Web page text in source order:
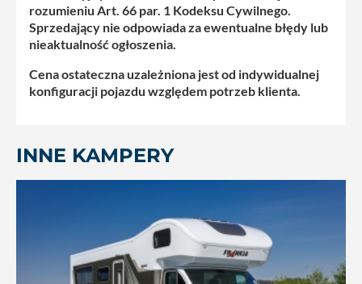
rozumieniu Art. 66 par. 1 Kodeksu Cywilnego.
Sprzedający nie odpowiada za ewentualne błędy lub
nieaktualność ogłoszenia.
Cena ostateczna uzależniona jest od indywidualnej
konfiguracji pojazdu względem potrzeb klienta.
INNE KAMPERY